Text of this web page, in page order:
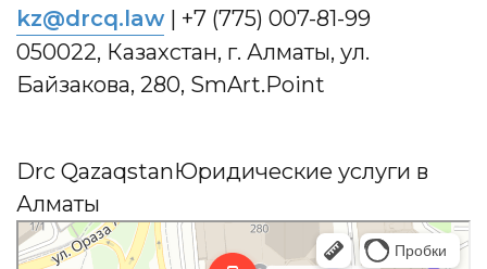
kz@drcq.law| +7 (775) 007-81-99
050022, Казахстан, г. Алматы, ул.
Байзакова, 280, SmArt.Point
Drc QazaqstanЮридические услуги в
Алматы